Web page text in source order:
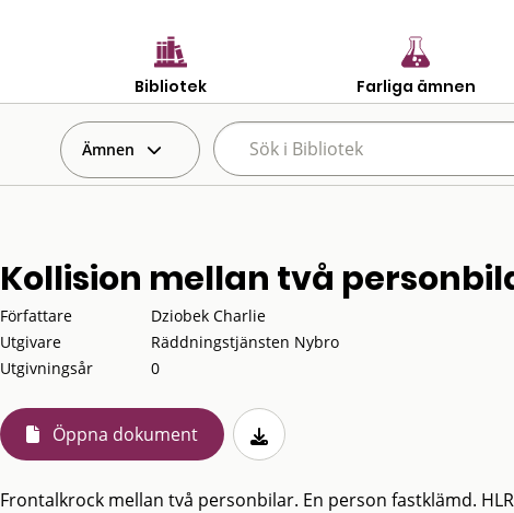
Bibliotek Farliga ämnen
Ämnen
Kollision mellan två
Författare
Dziobek Charlie
Utgivare
Räddningstjänsten Nybro
Utgivningsår
0
Öppna dokument
Frontalkrock mellan två personbilar. En person fastklämd.